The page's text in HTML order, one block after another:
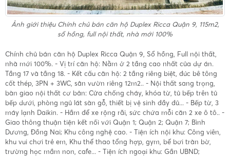
Ảnh giới thiệu Chính chủ bán căn hộ Duplex Ricca Quận 9, 115m2,
sổ hồng, full nội thất, nhà mới 100%
Chính chủ bán căn hộ Duplex Ricca Quận 9, Sổ hồng, Full nội thất,
nhà mới 100%. - Vị trí căn hộ: Nằm ở 2 tầng cao nhất của dự án.
Tầng 17 và tầng 18. - Kết cấu căn hộ: 2 tầng riêng biệt, đúc bê tông
cốt thép, 3PN + 3WC, sân vườn riêng 12m2.. - Nội thất sang trọng,
bàn giao nội thất cơ bản: Cửa chống cháy, khóa từ, tủ bếp trên tủ
bếp dưới, phòng ngủ lát sàn gỗ, thiết bị vệ sinh đầy đủ... - Bếp từ, 3
máy lạnh Daikin. - Hầm để xe rộng rãi, sức chứa mỗi căn 2 xe ô tô.. -
Giao thông thuận tiện kết nối với Quận 1; Quận 2; Quận 7; Bình
Dương, Đồng Nai; Khu công nghệ cao. - Tiện ích nội khu: Công viên,
khu vui chơi trẻ em, Khu thể thao tổng hợp, gym, bể bơi tràn bờ,
trường học mầm non, cafe... - Tiện ích ngoại khu: Gần UBND;